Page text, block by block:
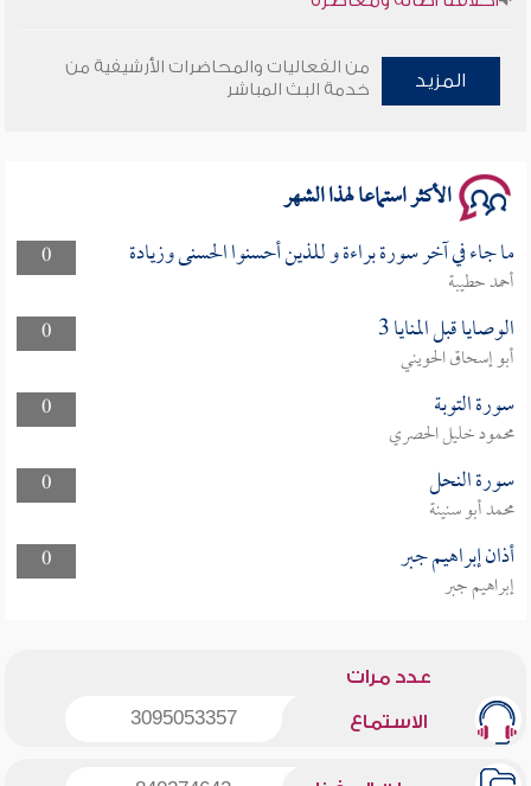
سلسلة محاضرات نفحات رمضانية 1444هـ
المزيد
من الفعاليات والمحاضرات الأرشيفية من
خدمة البث المباشر
الأكثر استماعا لهذا الشهر
0 ما جاء في آخر سورة براءة و للذين أحسنوا الحسنى وزيادة
أحمد حطيبة
0
الوصايا قبل المنايا 3
أبو إسحاق الحويني
0
سورة التوبة
محمود خليل الحصري
0
سورة النحل
محمد أبو سنينة
0
أذان إبراهيم جبر
إبراهيم جبر
عدد مرات
الاستماع 3095053357